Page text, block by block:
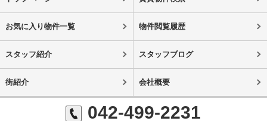
お気に入り物件一覧 物件閲覧履歴
スタッフ紹介 スタッフブログ
街紹介 会社概要
042-499-2231